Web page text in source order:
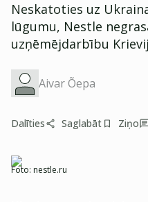
Neskatoties uz
lūgumu, Nestle
uzņēmējdarbību
Aivar Õepa
Dalīties Saglabāt Ziņo
Foto: nestle.ru